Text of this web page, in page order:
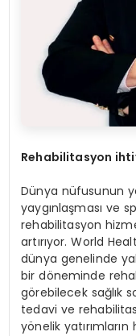
Rehabilitasyon
Dünya nüfusunun
yaygınlaşması ve
rehabilitasyon
artırıyor. World
dünya genelinde
bir döneminde
görebilecek sağlık
tedavi ve
yönelik